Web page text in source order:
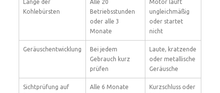
Länge der
Kohlebürsten
Alle 20
Betriebsstunden
oder alle 3
Monate
Motor läuft
ungleichmäßig
oder startet
nicht
Geräuschentwicklung
Bei jedem
Gebrauch kurz
prüfen
Laute, kratzende
oder metallische
Geräusche
Sichtprüfung auf
Alle 6 Monate
Kurzschluss oder